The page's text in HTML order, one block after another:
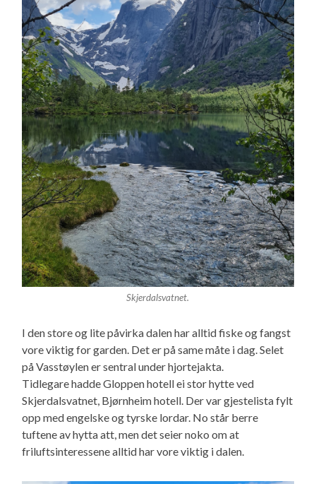
Skjerdalsvatnet.
I den store og lite påvirka dalen har alltid fiske og fangst
vore viktig for garden. Det er på same måte i dag. Selet
på Vasstøylen er sentral under hjortejakta.
Tidlegare hadde Gloppen hotell ei stor hytte ved
Skjerdalsvatnet, Bjørnheim hotell. Der var gjestelista fylt
opp med engelske og tyrske lordar. No står berre
tuftene av hytta att, men det seier noko om at
friluftsinteressene alltid har vore viktig i dalen.